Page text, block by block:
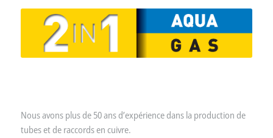
Nous avons plus de 50 ans d’expérience dans la production de
tubes et de raccords en cuivre.